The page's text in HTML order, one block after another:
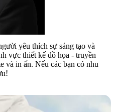
yêu thích sự sáng tạo và
vực thiết kế đồ họa - truyền
và in ấn. Nếu các bạn có nhu